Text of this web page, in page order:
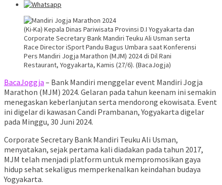
(Ki-Ka) Kepala Dinas Pariwisata Provinsi D.I Yogyakarta dan
Corporate Secretary Bank Mandiri Teuku Ali Usman serta
Race Director iSport Pandu Bagus Umbara saat Konferensi
Pers Mandiri Jogja Marathon (MJM) 2024 di Dil Rani
Restaurant, Yogyakarta, Kamis (27/6). (BacaJogja)
BacaJoggja – Bank Mandiri menggelar event Mandiri Jogja
Marathon (MJM) 2024. Gelaran pada tahun keenam ini semakin
menegaskan keberlanjutan serta mendorong ekowisata. Event
ini digelar di kawasan Candi Prambanan, Yogyakarta digelar
pada Minggu, 30 Juni 2024.
Corporate Secretary Bank Mandiri Teuku Ali Usman,
menyatakan, sejak pertama kali diadakan pada tahun 2017,
MJM telah menjadi platform untuk mempromosikan gaya
hidup sehat sekaligus memperkenalkan keindahan budaya
Yogyakarta.